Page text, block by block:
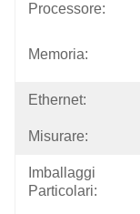
Processore:
Memoria:
Ethernet:
Misurare:
Imballaggi
Particolari: